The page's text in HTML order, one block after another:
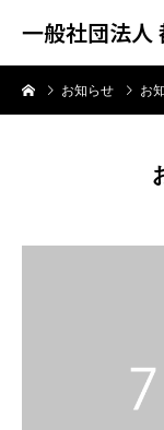
一般社団法人
お知らせ お